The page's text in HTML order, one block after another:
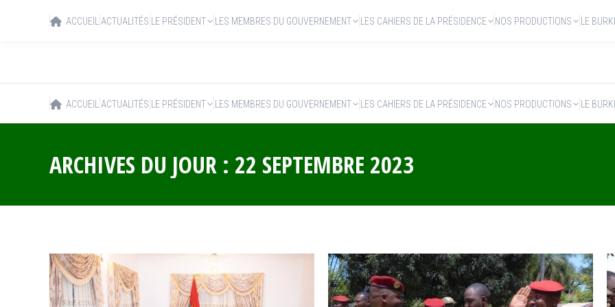
ACCUEIL ACTUALITÉS LE PRÉSIDENT LES MEMBRES DU GOUVERNEMENT LES CAHIERS DE LA PRÉSIDENCE NOS PRODUCTIONS LE
ARCHIVES DU JOUR : 22 SEPTEMBRE 2023
ACCUEIL ACTUALITÉS LE PRÉSIDENT LES MEMBRES DU GOUVERNEMENT LES CAHIERS DE LA PRÉSIDENCE NOS PRODUCTIONS LE